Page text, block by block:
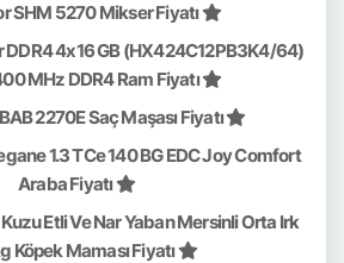
SHM 5270 Mikser Fiyatı
4x16 GB (HX424C12PB3K4/64)
MHz DDR4 Ram Fiyatı
2270E Saç Maşası Fiyatı
1.3 TCe 140 BG EDC Joy Comfort
Araba Fiyatı
Kuzu Etli Ve Nar Yaban Mersinli Orta Irk
Köpek Maması Fiyatı